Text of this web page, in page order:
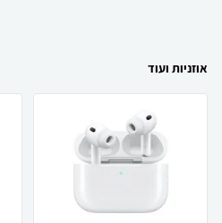
אוזניות ועוד